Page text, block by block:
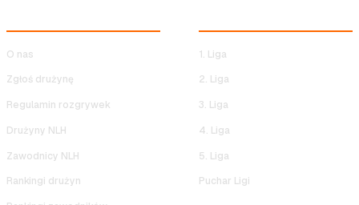
O nas
Zgłoś drużynę
Regulamin rozgrywek
Drużyny NLH
Zawodnicy NLH
Rankingi drużyn
1. Liga
2. Liga
3. Liga
4. Liga
5. Liga
Puchar Ligi